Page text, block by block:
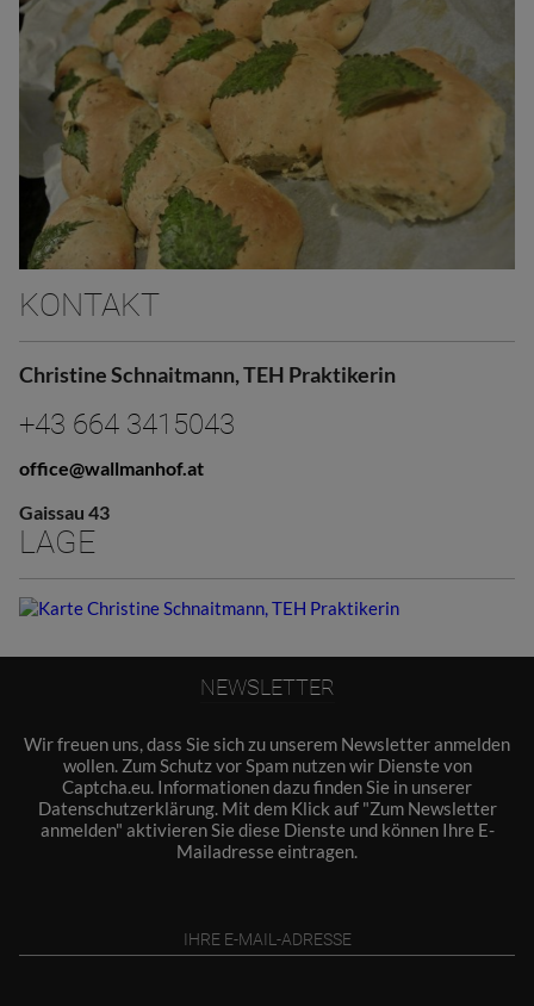
KONTAKT
Christine Schnaitmann, TEH Praktikerin
+43 664 3415043
office@wallmanhof.at
Gaissau 43
LAGE
NEWSLETTER
Wir freuen uns, dass Sie sich zu unserem Newsletter anmelden
wollen. Zum Schutz vor Spam nutzen wir Dienste von
Captcha.eu. Informationen dazu finden Sie in unserer
Datenschutzerklärung. Mit dem Klick auf "Zum Newsletter
anmelden" aktivieren Sie diese Dienste und können Ihre E-
Mailadresse eintragen.